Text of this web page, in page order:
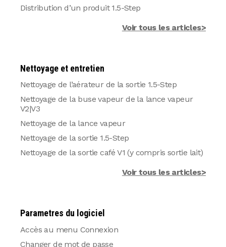
Distribution d’un produit 1.5-Step
Voir tous les articles>
Nettoyage et entretien
Nettoyage de l’aérateur de la sortie 1.5-Step
Nettoyage de la buse vapeur de la lance vapeur
V2|V3
Nettoyage de la lance vapeur
Nettoyage de la sortie 1.5‑Step
Nettoyage de la sortie café V1 (y compris sortie lait)
Voir tous les articles>
Parametres du logiciel
Accès au menu Connexion
Changer de mot de passe